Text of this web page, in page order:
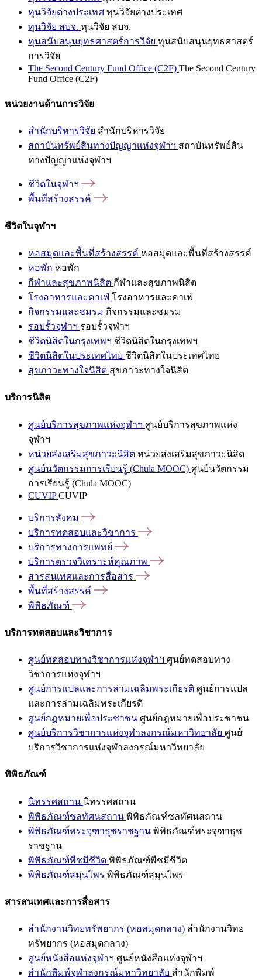
ทุนวิจัยต่างประเทศ ทุนวิจัยต่างประเทศ
ทุนวิจัย สบจ. ทุนวิจัย สบจ.
ทุนสนับสนุนยุทธศาสตร์การวิจัย ทุนสนับสนุนยุทธศาสตร์
การวิจัย
The Second Century Fund Office (C2F) The Second Century
Fund Office (C2F)
หน่วยงานด้านการวิจัย
สำนักบริหารวิจัย สำนักบริหารวิจัย
สถาบันทรัพย์สินทางปัญญาแห่งจุฬาฯ สถาบันทรัพย์สิน
ทางปัญญาแห่งจุฬาฯ
ชีวิตในจุฬาฯ
พื้นที่สร้างสรรค์
ชีวิตในจุฬาฯ
หอสมุดและพื้นที่สร้างสรรค์ หอสมุดและพื้นที่สร้างสรรค์
หอพัก หอพัก
กีฬาและสุขภาพนิสิต กีฬาและสุขภาพนิสิต
โรงอาหารและคาเฟ่ โรงอาหารและคาเฟ่
กิจกรรมและชมรม กิจกรรมและชมรม
รอบรั้วจุฬาฯ รอบรั้วจุฬาฯ
ชีวิตนิสิตในกรุงเทพฯ ชีวิตนิสิตในกรุงเทพฯ
ชีวิตนิสิตในประเทศไทย ชีวิตนิสิตในประเทศไทย
สุขภาวะทางใจนิสิต สุขภาวะทางใจนิสิต
บริการนิสิต
ศูนย์บริการสุขภาพแห่งจุฬาฯ ศูนย์บริการสุขภาพแห่ง
จุฬาฯ
หน่วยส่งเสริมสุขภาวะนิสิต หน่วยส่งเสริมสุขภาวะนิสิต
ศูนย์นวัตกรรมการเรียนรู้ (Chula MOOC) ศูนย์นวัตกรรม
การเรียนรู้ (Chula MOOC)
CUVIPCUVIP
บริการสังคม
บริการทดสอบและวิชาการ
บริการทางการแพทย์
บริการตรวจวิเคราะห์คุณภาพ
สารสนเทศและการสื่อสาร
พื้นที่สร้างสรรค์
พิพิธภัณฑ์
บริการทดสอบและวิชาการ
ศูนย์ทดสอบทางวิชาการแห่งจุฬาฯ ศูนย์ทดสอบทาง
วิชาการแห่งจุฬาฯ
ศูนย์การแปลและการล่ามเฉลิมพระเกียรติ ศูนย์การแปล
และการล่ามเฉลิมพระเกียรติ
ศูนย์กฎหมายเพื่อประชาชน ศูนย์กฎหมายเพื่อประชาชน
ศูนย์บริการวิชาการแห่งจุฬาลงกรณ์มหาวิทยาลัย ศูนย์
บริการวิชาการแห่งจุฬาลงกรณ์มหาวิทยาลัย
พิพิธภัณฑ์
นิทรรศสถาน นิทรรศสถาน
พิพิธภัณฑ์ชลทัศนสถาน พิพิธภัณฑ์ชลทัศนสถาน
พิพิธภัณฑ์พระจุฑาธุชราชฐาน พิพิธภัณฑ์พระจุฑาธุช
ราชฐาน
พิพิธภัณฑ์พืชมีชีวิต พิพิธภัณฑ์พืชมีชีวิต
พิพิธภัณฑ์สมุนไพร พิพิธภัณฑ์สมุนไพร
สารสนเทศและการสื่อสาร
สำนักงานวิทยทรัพยากร (หอสมุดกลาง) สำนักงานวิทย
ทรัพยากร (หอสมุดกลาง)
ศูนย์หนังสือแห่งจุฬาฯ ศูนย์หนังสือแห่งจุฬาฯ
สำนักพิมพ์จุฬาลงกรณ์มหาวิทยาลัย สำนักพิมพ์